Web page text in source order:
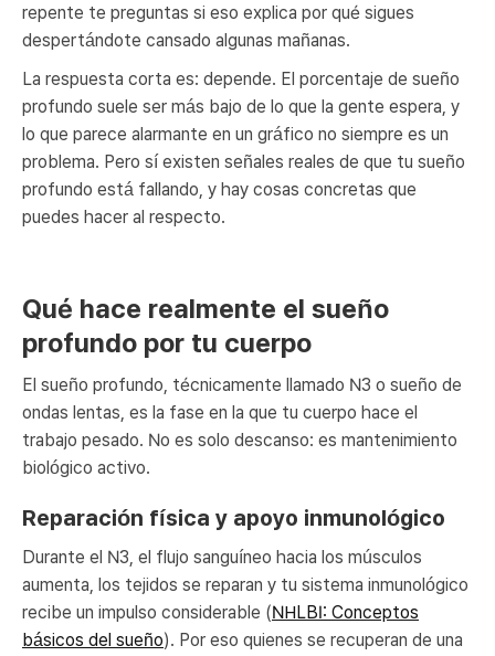
repente te preguntas si eso explica por qué sigues
despertándote cansado algunas mañanas.
La respuesta corta es: depende. El porcentaje de sueño
profundo suele ser más bajo de lo que la gente espera, y
lo que parece alarmante en un gráfico no siempre es un
problema. Pero sí existen señales reales de que tu sueño
profundo está fallando, y hay cosas concretas que
puedes hacer al respecto.
Qué hace realmente el sueño
profundo por tu cuerpo
El sueño profundo, técnicamente llamado N3 o sueño de
ondas lentas, es la fase en la que tu cuerpo hace el
trabajo pesado. No es solo descanso: es mantenimiento
biológico activo.
Reparación física y apoyo inmunológico
Durante el N3, el flujo sanguíneo hacia los músculos
aumenta, los tejidos se reparan y tu sistema inmunológico
recibe un impulso considerable (NHLBI: Conceptos
básicos del sueño). Por eso quienes se recuperan de una